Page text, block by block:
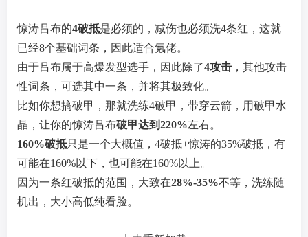
惊涛吕布的4破抵是必须的，减伤也必须洗4条红，这就
已经8个基础词条，因此适合氪佬。
由于吕布属于高爆发型选手，因此除了4攻击 ，其他攻击
性词条，可选其中一条，并将其极致化。
比如你想搞破甲，那就洗练4破甲，带穿云箭，用破甲水
晶，让你的惊涛吕布破甲达到220%左右。
160%破抵只是一个大概值，4破抵+惊涛的35%破抵，有
可能在160%以下，也可能在160%以上。
因为一条红破抵的范围，大致在28%-35%不等，洗练随
机出，大小高低纯看脸。